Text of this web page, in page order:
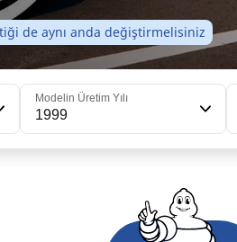
de aynı anda değiştirmelisiniz
Modelin Üretim Yılı
1999